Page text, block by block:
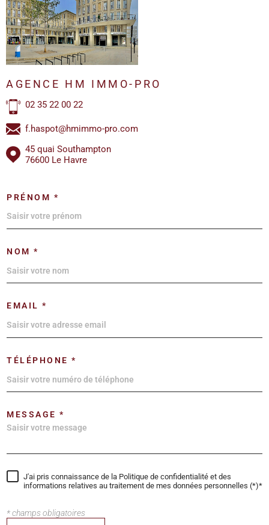
AGENCE HM IMMO-PRO
02 35 22 00 22
f.haspot@hmimmo-pro.com
45 quai Southampton
76600 Le Havre
PRÉNOM *
NOM *
EMAIL *
TÉLÉPHONE *
MESSAGE *
J'ai pris connaissance de la Politique de confidentialité et des
informations relatives au traitement de mes données personnelles (*)*
* champs obligatoires